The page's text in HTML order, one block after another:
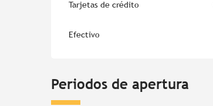
Tarjetas de crédito
Efectivo
Periodos de apertura